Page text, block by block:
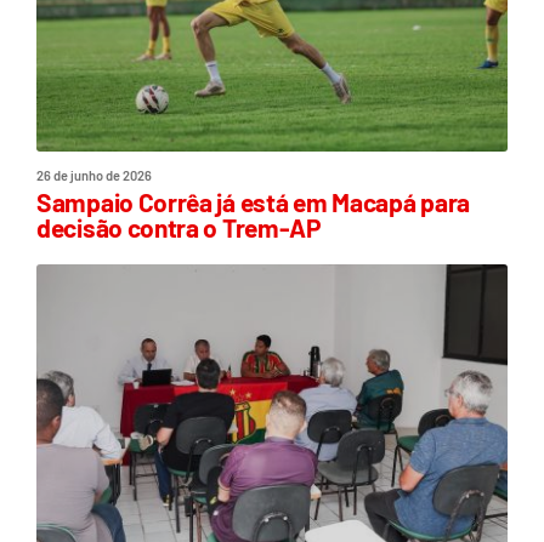
26 de junho de 2026
Sampaio Corrêa já está em Macapá para
decisão contra o Trem-AP